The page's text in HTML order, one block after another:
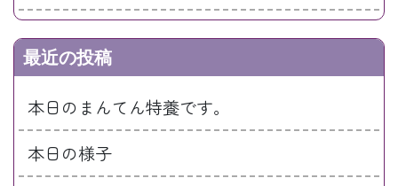
最近の投稿
本日のまんてん特養です。
本日の様子